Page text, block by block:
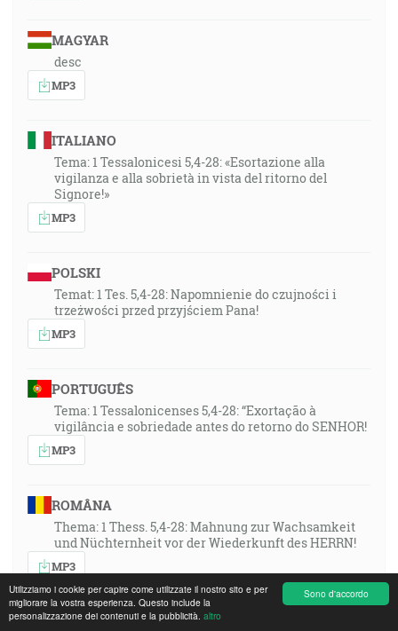
Sono d'accordo
Utilizziamo i cookie per capire come utilizzate il nostro sito e per
migliorare la vostra esperienza. Questo include la
personalizzazione dei contenuti e la pubblicità. altro
MAGYAR
desc
MP3
ITALIANO
Tema: 1 Tessalonicesi 5,4-28: «Esortazione alla
vigilanza e alla sobrietà in vista del ritorno del
Signore!»
MP3
POLSKI
Temat: 1 Tes. 5,4-28: Napomnienie do czujności i
trzeżwości przed przyjściem Pana!
MP3
PORTUGUÊS
Tema: 1 Tessalonicenses 5,4-28: “Exortação à
vigilância e sobriedade antes do retorno do SENHOR!
MP3
ROMÂNA
Thema: 1 Thess. 5,4-28: Mahnung zur Wachsamkeit
und Nüchternheit vor der Wiederkunft des HERRN!
MP3
РУССКИЙ ЯЗЫК